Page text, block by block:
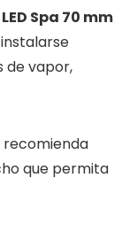
Spa 70 mm
de vapor,
recomienda
que permita